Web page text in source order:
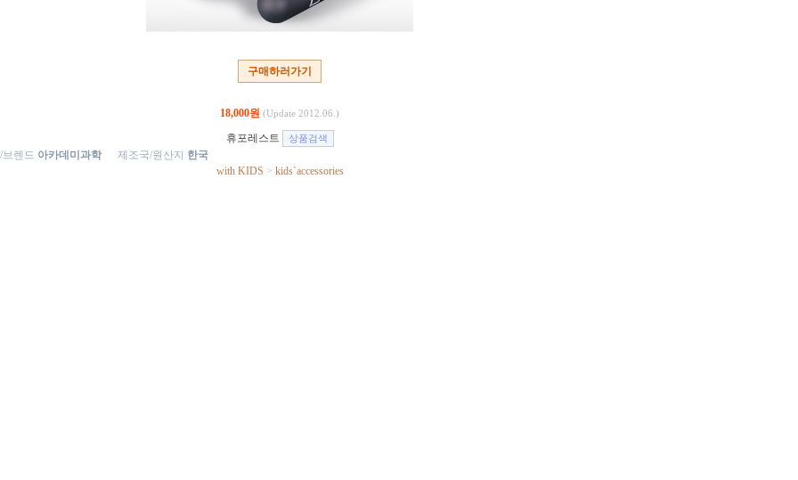
구매하러가기
18,000원 (Update 2012.06.)
휴포레스트
렌드 아카데미과학 제조국/원산지 한국
with KIDS > kids`accessories